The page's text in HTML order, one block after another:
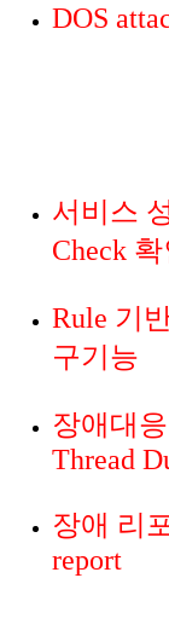
DOS
서비스
Check 확
Rule 기
구기능
장애대
Thread
장애 리
report